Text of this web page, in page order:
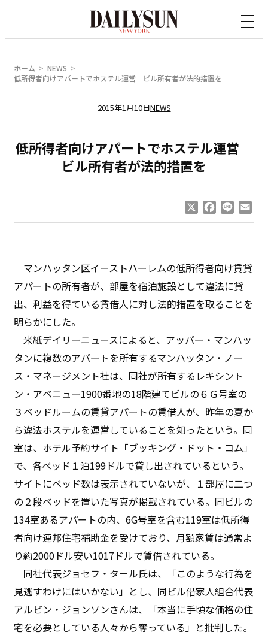
ホーム
NEWS
低所得者向けアパートでホステル運営 ビル所有者が法的措置を
2015年1月10日NEWS
低所得者向けアパートでホステル運営
ビル所有者が法的措置を
Facebook
Line
マンハッタン区イーストハーレムの低所得者向け賃貸
アパートの所有者が、部屋を宿泊施設として違法に貸
出、利益を得ている賃借人に対し法的措置を取ることを
明らかにした。
米紙デイリーニュースによると、アッパー・マンハッ
タンに複数のアパートを所有するマンハッタン・ノー
ス・マネージメント社は、同社が所有するレキシント
ン・アベニュー1900番地の18階建てビルの６Ｇ号室の
３ベッドルームの賃貸アパートの賃借人が、昨年の夏か
ら違法ホステルを運営していることを知ったという。同
室は、ホテル予約サイト「ブッキング・ドット・コム」
で、各ベッド１泊199ドルで貸し出されているという。
サイトにベッド数は表示されていないが、１部屋に二つ
の２段ベッドを置いた写真が掲載されている。同ビルの
134室あるアパートの内、6G号室を含む119室は低所得
者向け連邦住宅補助金を受けており、月額家賃は通常よ
り約2000ドル安い1017ドルで賃借されている。
同社代表ジョセフ・タール氏は、「このような行為を
見逃すわけにはいかない」とし、同ビル借家人組合代表
アルビン・ジョンソンさんは、「本当に手頃な価格の住
宅を必要としている人々から奪っている」と批判した。